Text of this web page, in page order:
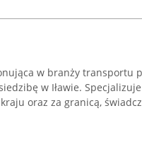
w branży transportu
w Iławie.
oraz za granicą,